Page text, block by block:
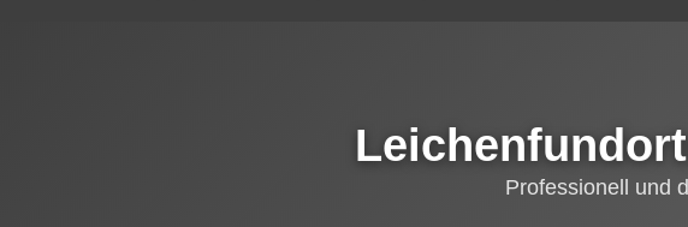
Professionell und